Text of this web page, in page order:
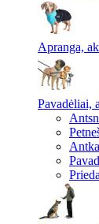
Apranga,
Pavadėliai,